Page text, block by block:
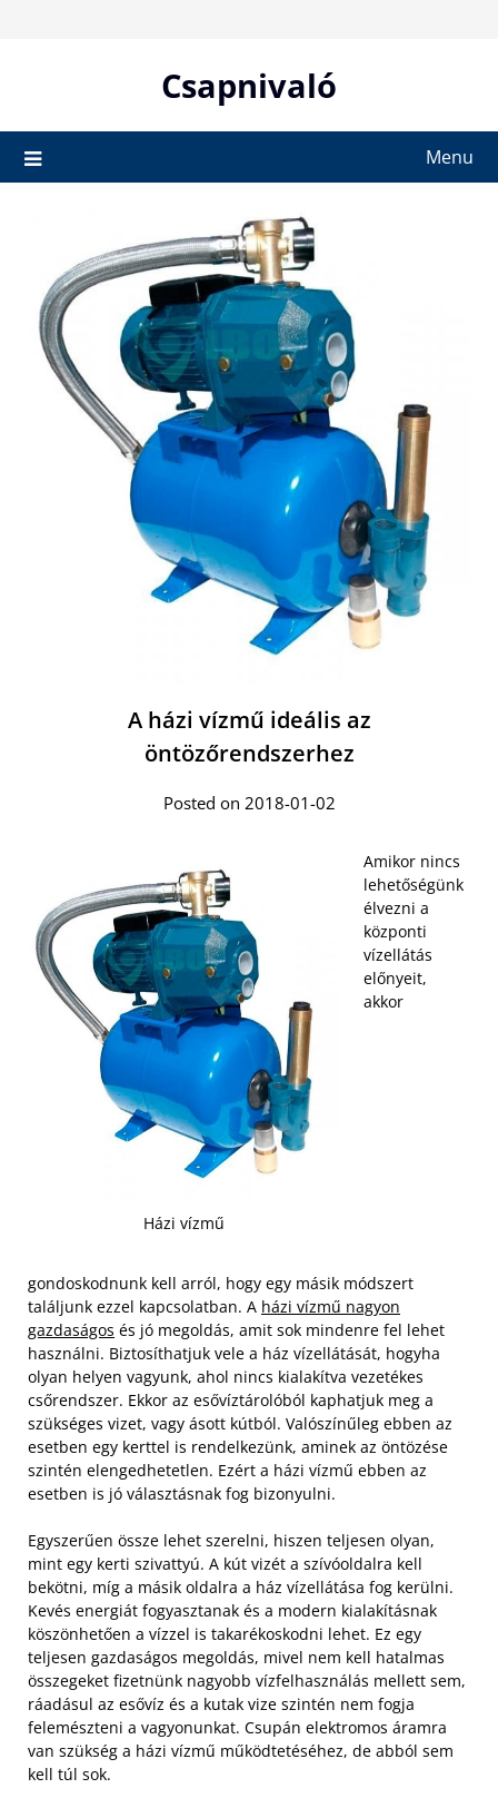
Csapnivaló
Menu
A házi vízmű ideális az
öntözőrendszerhez
Posted on 2018-01-02
Házi vízmű
Amikor nincs
lehetőségünk
élvezni a
központi
vízellátás
előnyeit,
akkor
gondoskodnunk kell arról, hogy egy másik módszert
találjunk ezzel kapcsolatban. A házi vízmű nagyon
gazdaságos és jó megoldás, amit sok mindenre fel lehet
használni. Biztosíthatjuk vele a ház vízellátását, hogyha
olyan helyen vagyunk, ahol nincs kialakítva vezetékes
csőrendszer. Ekkor az esővíztárolóból kaphatjuk meg a
szükséges vizet, vagy ásott kútból. Valószínűleg ebben az
esetben egy kerttel is rendelkezünk, aminek az öntözése
szintén elengedhetetlen. Ezért a házi vízmű ebben az
esetben is jó választásnak fog bizonyulni.
Egyszerűen össze lehet szerelni, hiszen teljesen olyan,
mint egy kerti szivattyú. A kút vizét a szívóoldalra kell
bekötni, míg a másik oldalra a ház vízellátása fog kerülni.
Kevés energiát fogyasztanak és a modern kialakításnak
köszönhetően a vízzel is takarékoskodni lehet. Ez egy
teljesen gazdaságos megoldás, mivel nem kell hatalmas
összegeket fizetnünk nagyobb vízfelhasználás mellett sem,
ráadásul az esővíz és a kutak vize szintén nem fogja
felemészteni a vagyonunkat. Csupán elektromos áramra
van szükség a házi vízmű működtetéséhez, de abból sem
kell túl sok.